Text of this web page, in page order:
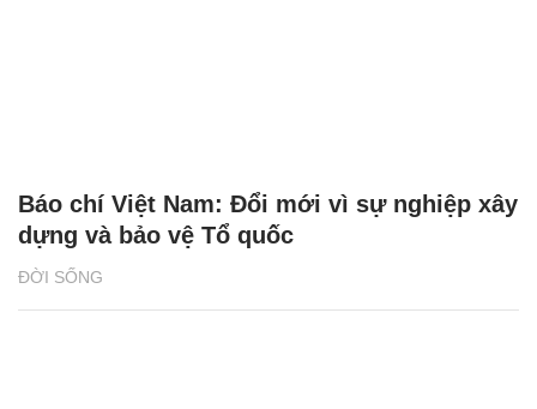
ĐỜI SỐNG
Báo chí Việt Nam: Đổi mới vì sự nghiệp xây
dựng và bảo vệ Tổ quốc